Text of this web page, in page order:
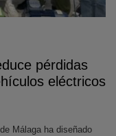
pérdidas
eléctricos
Málaga ha diseñado